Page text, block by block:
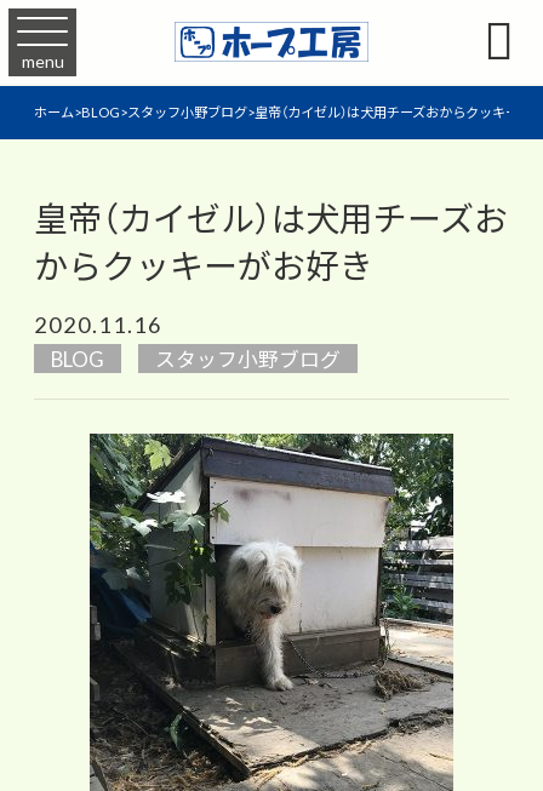
menu 
ホーム>BLOG>スタッフ小野ブログ>皇帝（カイゼル）は犬用チーズおからクッキーが
皇帝（カイゼル）は犬用チーズお
からクッキーがお好き
2020.11.16
BLOG スタッフ小野ブログ